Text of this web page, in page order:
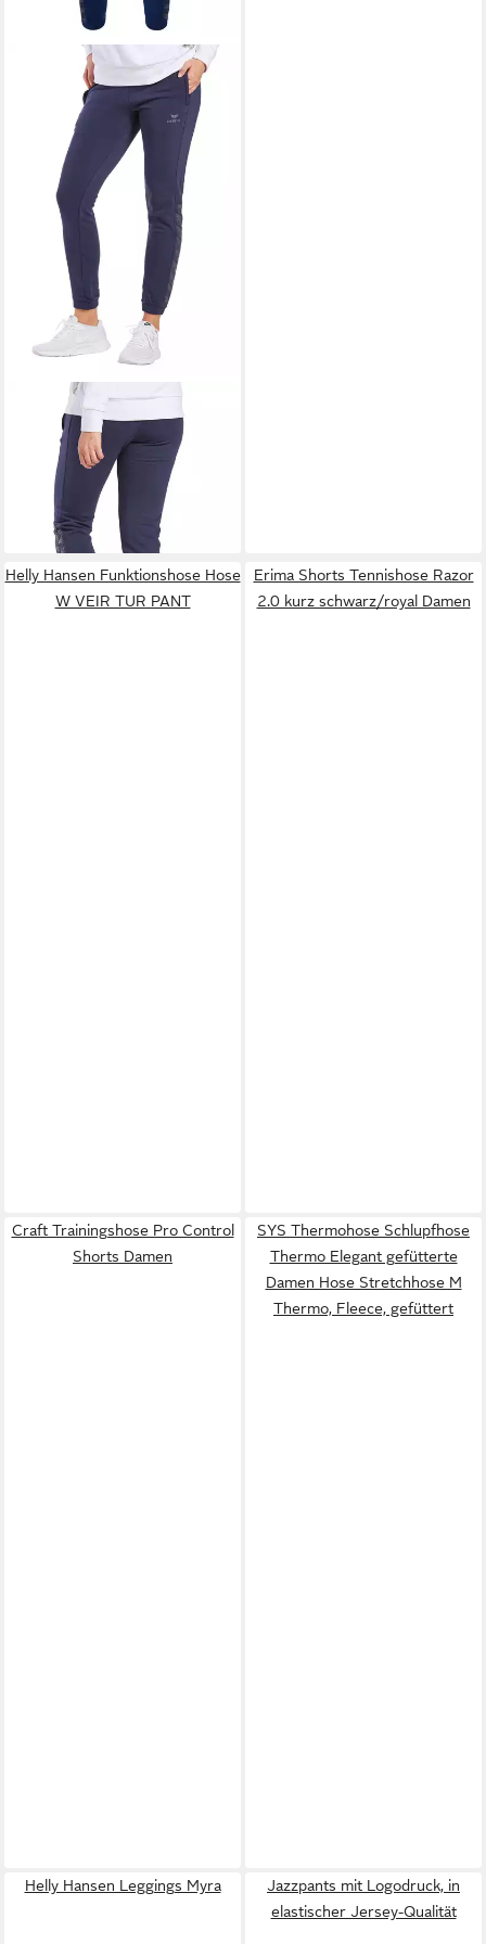
ERIMASweathose Damen
Essential Team Sweathose
ab 40,82 € UVP
Helly Hansen Funktionshose Hose
W VEIR TUR PANT
Erima Shorts Tennishose Razor
2.0 kurz schwarz/royal Damen
Craft Trainingshose Pro Control
Shorts Damen
SYS Thermohose Schlupfhose
Thermo Elegant gefütterte
Damen Hose Stretchhose M
Thermo, Fleece, gefüttert
Helly Hansen Leggings Myra
Jazzpants mit Logodruck, in
elastischer Jersey-Qualität